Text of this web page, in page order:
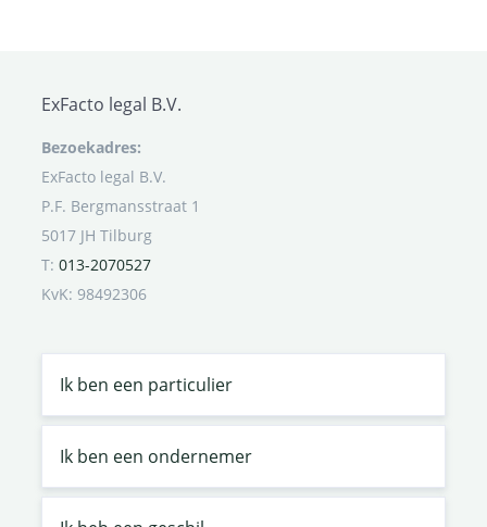
ExFacto legal B.V.
Bezoekadres:
ExFacto legal B.V.
P.F. Bergmansstraat 1
5017 JH Tilburg
T: 013-2070527
KvK: 98492306
Ik ben een particulier
Ik ben een ondernemer